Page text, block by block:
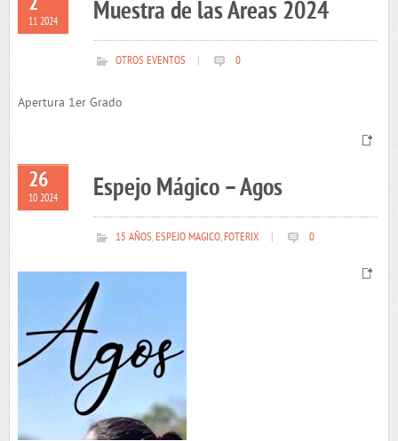
11 2024 Muestra de las Areas 2024
OTROS EVENTOS 0
Apertura 1er Grado
26
10 2024 Espejo Mágico – Agos
15 AÑOS,ESPEJO MAGICO,FOTERIX 0